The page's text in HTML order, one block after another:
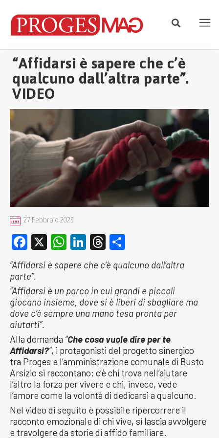
“Affidarsi è sapere che c’è
qualcuno dall’altra parte”.
VIDEO
27 Febbraio 2025
Facebook
X WhatsApp
LinkedIn
Threads
“Affidarsi è sapere che c’è qualcuno dall’altra
parte”.
“Affidarsi è un parco in cui grandi e piccoli
giocano insieme, dove si è liberi di sbagliare ma
dove c’è sempre una mano tesa pronta per
aiutarti”.
Alla domanda “Che cosa vuole dire per te
Affidarsi?“, i protagonisti del progetto sinergico
tra Proges e l’amministrazione comunale di Busto
Arsizio si raccontano: c’è chi trova nell’aiutare
l’altro la forza per vivere e chi, invece, vede
l’amore come la volontà di dedicarsi a qualcuno.
Nel video di seguito è possibile ripercorrere il
racconto emozionale di chi vive, si lascia avvolgere
e travolgere da storie di affido familiare.